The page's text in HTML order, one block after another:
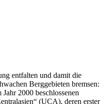
entfalten und damit die
Berggebieten bremsen:
2000 beschlossenen
(UCA), deren erster